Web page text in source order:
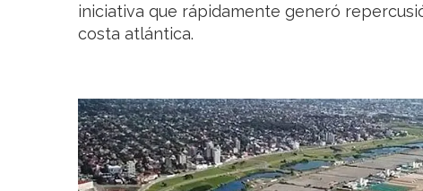
iniciativa que rápidamente generó
costa atlántica.